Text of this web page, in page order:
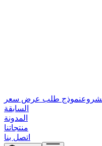
نموذج طلب عرض سعر
السابقة
المدونة
منتجاتنا
اتصل بنا